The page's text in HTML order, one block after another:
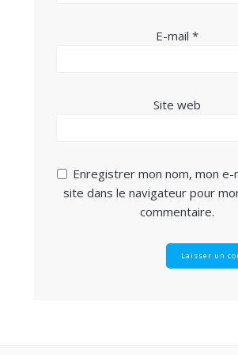
E-mail *
Site web
Enregistrer mon nom, mon e-
site dans le navigateur pour
commentaire.